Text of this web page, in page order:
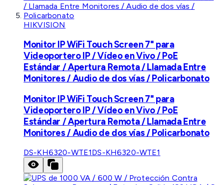
HIKVISION
Monitor IP WiFi Touch Screen 7" para
Videoportero IP / Vídeo en Vivo / PoE
Estándar / Apertura Remota / Llamada Entre
Monitores / Audio de dos vías / Policarbonato
Monitor IP WiFi Touch Screen 7" para
Videoportero IP / Vídeo en Vivo / PoE
Estándar / Apertura Remota / Llamada Entre
Monitores / Audio de dos vías / Policarbonato
DS-KH6320-WTE1DS-KH6320-WTE1